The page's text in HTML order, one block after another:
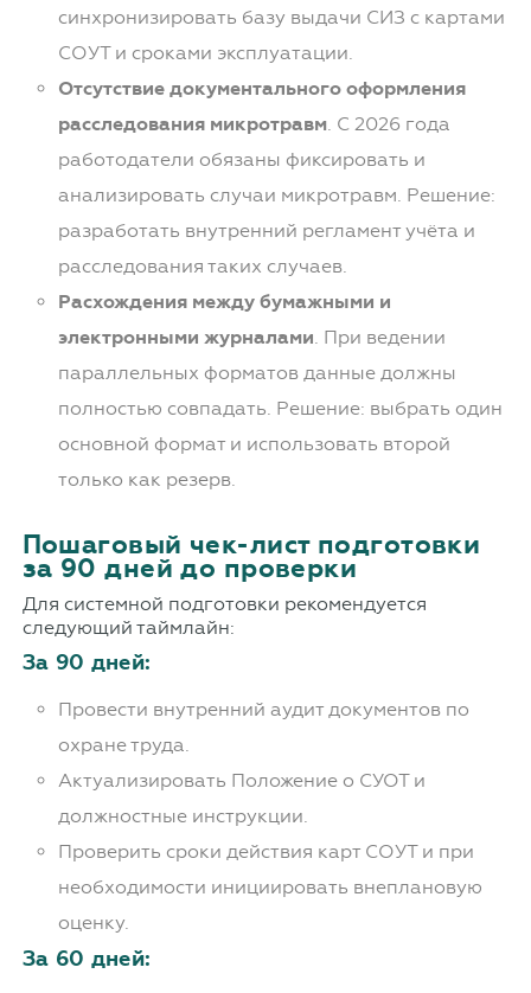
синхронизировать базу выдачи СИЗ с картами
СОУТ и сроками эксплуатации.
Отсутствие документального оформления
расследования микротравм. С 2026 года
работодатели обязаны фиксировать и
анализировать случаи микротравм. Решение:
разработать внутренний регламент учёта и
расследования таких случаев.
Расхождения между бумажными и
электронными журналами. При ведении
параллельных форматов данные должны
полностью совпадать. Решение: выбрать один
основной формат и использовать второй
только как резерв.
Пошаговый чек-лист подготовки
за 90 дней до проверки
Для системной подготовки рекомендуется
следующий таймлайн:
За 90 дней:
Провести внутренний аудит документов по
охране труда.
Актуализировать Положение о СУОТ и
должностные инструкции.
Проверить сроки действия карт СОУТ и при
необходимости инициировать внеплановую
оценку.
За 60 дней: